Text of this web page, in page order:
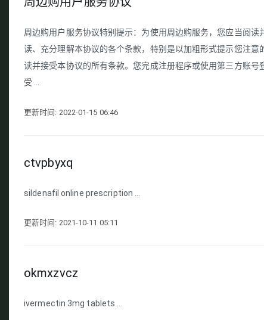
周边购用户服务协议特别提示：为使用周边购服务，您应当阅
读、充分理解本协议的各个条款，特别是以加粗形式提示您注
读并接受本协议的所有条款。您完成注册程序或使用第三方账
受 ...
更新时间: 2022-01-15 06:46
ctvpbyxq
sildenafil online prescription ...
更新时间: 2021-10-11 05:11
okmxzvcz
ivermectin 3mg tablets ...